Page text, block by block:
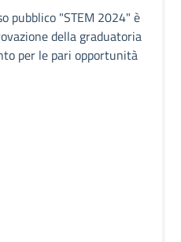
pubblico "STEM 2024" è
della graduatoria
per le pari opportunità